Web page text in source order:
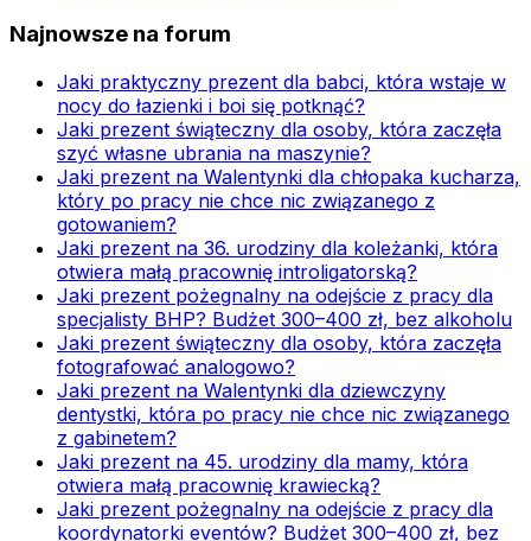
Najnowsze na forum
Jaki praktyczny prezent dla babci, która wstaje w
nocy do łazienki i boi się potknąć?
Jaki prezent świąteczny dla osoby, która zaczęła
szyć własne ubrania na maszynie?
Jaki prezent na Walentynki dla chłopaka kucharza,
który po pracy nie chce nic związanego z
gotowaniem?
Jaki prezent na 36. urodziny dla koleżanki, która
otwiera małą pracownię introligatorską?
Jaki prezent pożegnalny na odejście z pracy dla
specjalisty BHP? Budżet 300–400 zł, bez alkoholu
Jaki prezent świąteczny dla osoby, która zaczęła
fotografować analogowo?
Jaki prezent na Walentynki dla dziewczyny
dentystki, która po pracy nie chce nic związanego
z gabinetem?
Jaki prezent na 45. urodziny dla mamy, która
otwiera małą pracownię krawiecką?
Jaki prezent pożegnalny na odejście z pracy dla
koordynatorki eventów? Budżet 300–400 zł, bez